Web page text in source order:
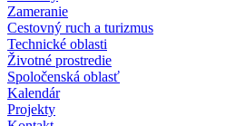
Zameranie
Cestovný ruch a turizmus
Technické oblasti
Životné prostredie
Spoločenská oblasť
Kalendár
Projekty